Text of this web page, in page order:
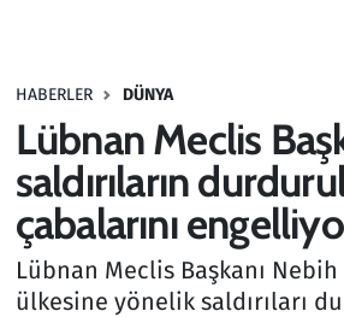
HABERLER DÜNYA
Lübnan Meclis
saldırıların
çabalarını
Lübnan Meclis Başkanı
ülkesine yönelik saldırıları
Haber
Kültür Sanat
Kurumsal Haberler
Lezzet Durağı